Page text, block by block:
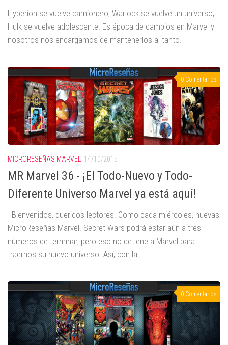
Hyperion se vuelve camionero, Warlock se vuelve un universo,
Hulk se vuelve adolescente. Es época de cambios en Marvel y
nosotros nos encargamos de mantenerlos al tanto.
0 Comentarios
MICRORESEÑAS MARVEL 14/10/2015
MR Marvel 36 - ¡El Todo-Nuevo y Todo-
Diferente Universo Marvel ya está aquí!
Bienvenidos, queridos lectores. Como cada miércoles, nuevas
MicroReseñas Marvel. Secret Wars podrá estar aún a tres
números de terminar, pero eso no detiene a Marvel para
traernos su nuevo universo. Así, con la...
0 Comentarios